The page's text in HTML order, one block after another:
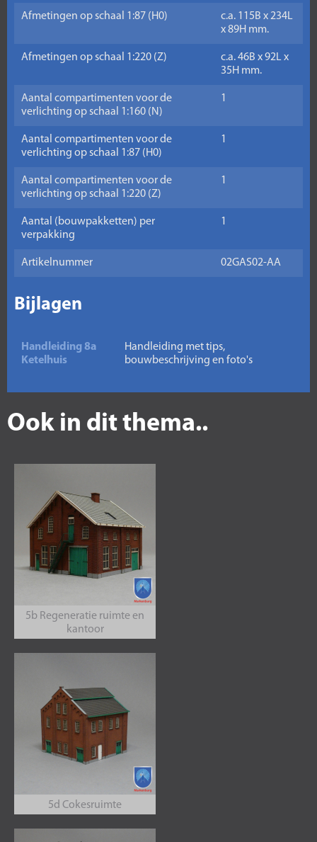
Afmetingen op schaal 1:87 (H0)
c.a. 115B x 234L
x 89H mm.
Afmetingen op schaal 1:220 (Z)
c.a. 46B x 92L x
35H mm.
Aantal compartimenten voor de
verlichting op schaal 1:160 (N)
1
Aantal compartimenten voor de
verlichting op schaal 1:87 (H0)
1
Aantal compartimenten voor de
verlichting op schaal 1:220 (Z)
1
Aantal (bouwpakketten) per
verpakking
1
Artikelnummer 02GAS02-AA
Bijlagen
Handleiding 8a
Ketelhuis
Handleiding met tips,
bouwbeschrijving en foto's
Ook in dit thema..
5b Regeneratie ruimte en
kantoor
5d Cokesruimte